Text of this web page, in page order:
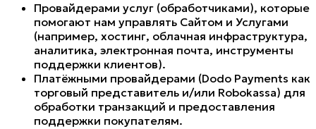
Провайдерами услуг (обработчиками), которые
помогают нам управлять Сайтом и Услугами
(например, хостинг, облачная инфраструктура,
аналитика, электронная почта, инструменты
поддержки клиентов).
Платёжными провайдерами (Dodo Payments как
торговый представитель и/или Robokassa) для
обработки транзакций и предоставления
поддержки покупателям.